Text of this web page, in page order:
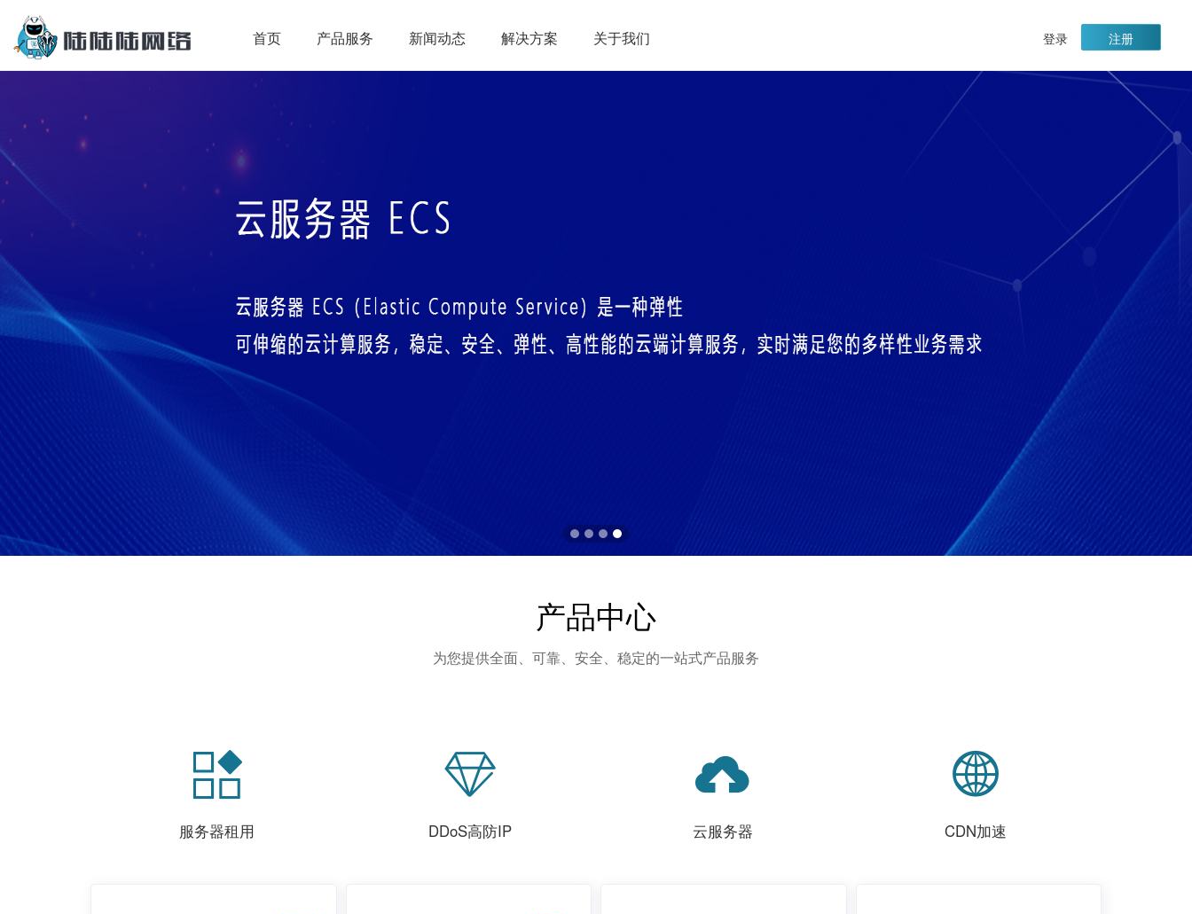
首页 产品服务 新闻动态 解决方案 关于我们 登录 注册
产品中心
为您提供全面、可靠、安全、稳定的一站式产品服务
服务器租用 DDoS高防IP 云服务器 CDN加速